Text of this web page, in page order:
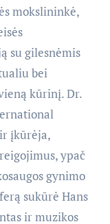
mokslininkė,
su gilesnėmis
bei
kūrinį. Dr.
įkūrėja,
ypač
gynimo
sukūrė Hans
ir muzikos